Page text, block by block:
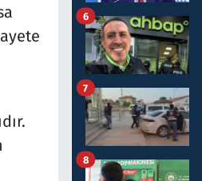
6
7
8